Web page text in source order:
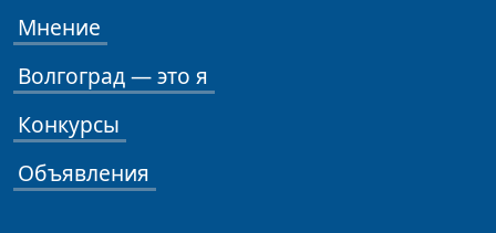
Мнение
Волгоград — это я
Конкурсы
Объявления